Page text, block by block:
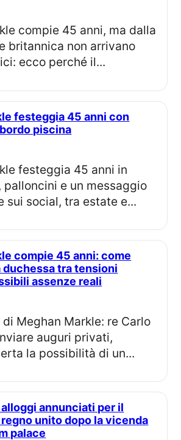
britannica non arrivano
ecco perché il...
piscina
palloncini e un messaggio
sui social, tra estate e...
tra tensioni
assenze reali
auguri privati,
la possibilità di un...
unito dopo la vicenda
palace